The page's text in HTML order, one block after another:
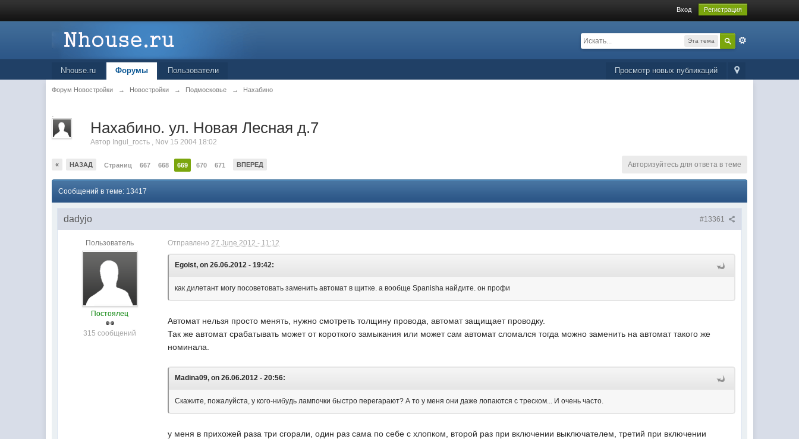
Вход Регистрация
Эта тема
Просмотр новых публикаций
Nhouse.ru Форумы Пользователи
Форум Новостройки → Новостройки → Подмосковье → Нахабино
.
Нахабино. ул. Новая Лесная д.7
Автор Ingul_гость , Nov 15 2004 18:02
« НАЗАД Страниц 667 668 669 670 671 ВПЕРЕД Авторизуйтесь для ответа в теме
Сообщений в теме: 13417
#13361
dadyjo
Пользователь
Постоялец
315 сообщений
Отправлено27 June 2012 - 11:12
Egoist, on 26.06.2012 - 19:42:
как дилетант могу посоветовать заменить автомат в щитке. а вообще Spanisha найдите. он профи
Автомат нельзя просто менять, нужно смотреть толщину провода, автомат защищает проводку.
Так же автомат срабатывать может от короткого замыкания или может сам автомат сломался тогда можно заменить на автомат такого же
номинала.
Madina09, on 26.06.2012 - 20:56:
Скажите, пожалуйста, у кого-нибудь лампочки быстро перегарают? А то у меня они даже лопаются с треском... И очень часто.
у меня в прихожей раза три сгорали, один раз сама по себе с хлопком, второй раз при включении выключателем, третий при включении